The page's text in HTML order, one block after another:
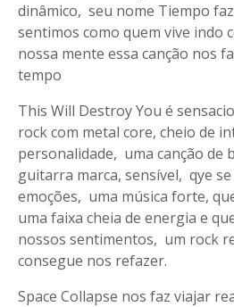
dinâmico, seu nome Tiempo
sentimos como quem vive indo
nossa mente essa canção nos
tempo
This Will Destroy You é
rock com metal core, cheio de
personalidade, uma canção de
guitarra marca, sensível, qye
emoções, uma música forte,
uma faixa cheia de energia e
nossos sentimentos, um rock
consegue nos refazer.
Space Collapse nos faz viajar